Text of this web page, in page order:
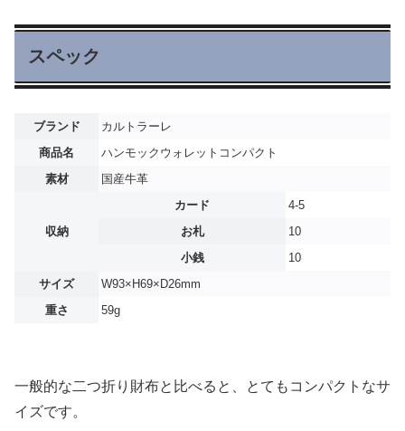
スペック
ブランド
カルトラーレ
商品名
ハンモックウォレットコンパクト
素材
国産牛革
収納
カード
4-5
お札
10
小銭
10
サイズ
W93×H69×D26mm
重さ
59g
一般的な二つ折り財布と比べると、とてもコンパクトなサ
イズです。